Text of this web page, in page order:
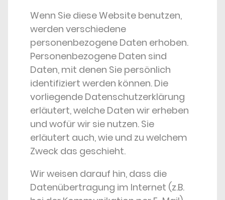
Wenn Sie diese Website benutzen,
werden verschiedene
personenbezogene Daten erhoben.
Personenbezogene Daten sind
Daten, mit denen Sie persönlich
identifiziert werden können. Die
vorliegende Datenschutzerklärung
erläutert, welche Daten wir erheben
und wofür wir sie nutzen. Sie
erläutert auch, wie und zu welchem
Zweck das geschieht.
Wir weisen darauf hin, dass die
Datenübertragung im Internet (z.B.